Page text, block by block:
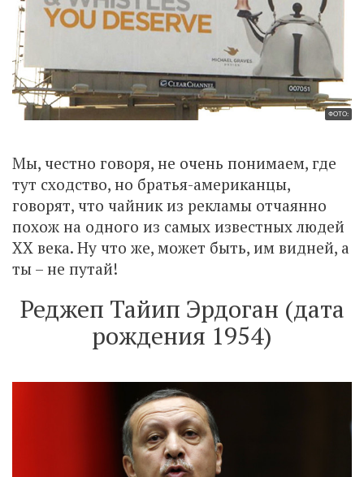
ФОТО:
Мы, честно говоря, не очень понимаем, где
тут сходство, но братья-американцы,
говорят, что чайник из рекламы отчаянно
похож на одного из самых известных людей
XX века. Ну что же, может быть, им видней, а
ты – не путай!
Реджеп Тайип Эрдоган (дата
рождения 1954)